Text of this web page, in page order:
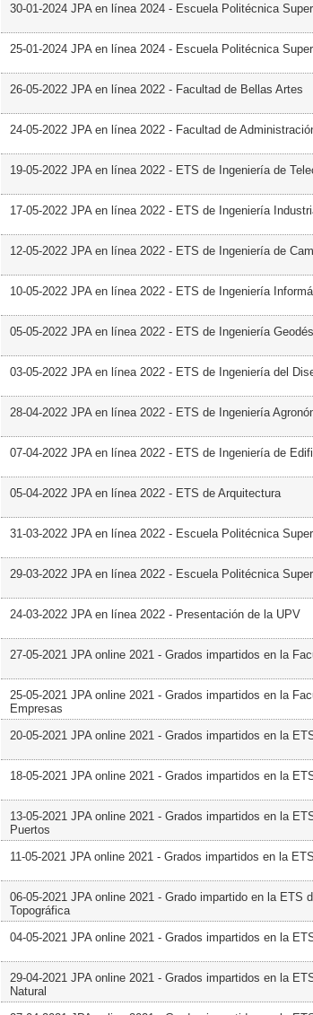
30-01-2024 JPA en línea 2024 - Escuela Politécnica
25-01-2024 JPA en línea 2024 - Escuela Politécnica
26-05-2022 JPA en línea 2022 - Facultad de Bellas Artes
24-05-2022 JPA en línea 2022 - Facultad de
19-05-2022 JPA en línea 2022 - ETS de Ingeniería de
17-05-2022 JPA en línea 2022 - ETS de Ingeniería
12-05-2022 JPA en línea 2022 - ETS de Ingeniería de
10-05-2022 JPA en línea 2022 - ETS de Ingeniería
05-05-2022 JPA en línea 2022 - ETS de Ingeniería
03-05-2022 JPA en línea 2022 - ETS de Ingeniería del
28-04-2022 JPA en línea 2022 - ETS de Ingeniería
07-04-2022 JPA en línea 2022 - ETS de Ingeniería de
05-04-2022 JPA en línea 2022 - ETS de Arquitectura
31-03-2022 JPA en línea 2022 - Escuela Politécnica
29-03-2022 JPA en línea 2022 - Escuela Politécnica
24-03-2022 JPA en línea 2022 - Presentación de la UPV
27-05-2021 JPA online 2021 - Grados impartidos en la
25-05-2021 JPA online 2021 - Grados impartidos en la
Empresas
20-05-2021 JPA online 2021 - Grados impartidos en la
18-05-2021 JPA online 2021 - Grados impartidos en la
13-05-2021 JPA online 2021 - Grados impartidos en la
Puertos
11-05-2021 JPA online 2021 - Grados impartidos en la
06-05-2021 JPA online 2021 - Grado impartido en la ETS
Topográfica
04-05-2021 JPA online 2021 - Grados impartidos en la
29-04-2021 JPA online 2021 - Grados impartidos en la
Natural